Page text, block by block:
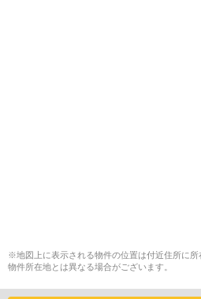
※地図上に表示される物件の位置は付近住所に
物件所在地とは異なる場合がございます。